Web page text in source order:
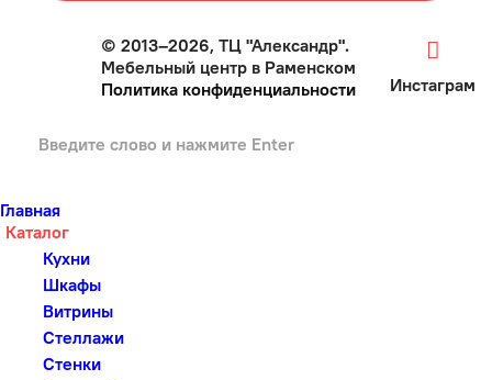
© 2013–2026, ТЦ "Александр".
Мебельный центр в Раменском
Политика конфиденциальности
Инстаграм
Главная
Каталог
Кухни
Шкафы
Витрины
Стеллажи
Стенки